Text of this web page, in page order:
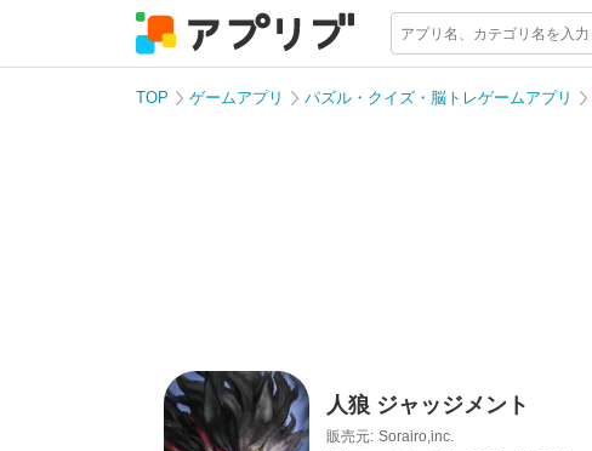
TOP ゲームアプリ パズル・クイズ・脳トレゲームアプリ
人狼 ジャッジメント
販売元: Sorairo,inc.